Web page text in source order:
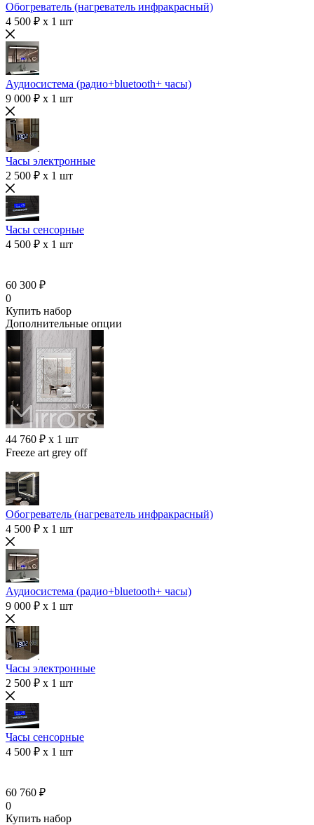
Обогреватель (нагреватель инфракрасный)
4 500 ₽ x 1 шт
Аудиосистема (радио+bluetooth+ часы)
9 000 ₽ x 1 шт
Часы электронные
2 500 ₽ x 1 шт
Часы сенсорные
4 500 ₽ x 1 шт
60 300 ₽
0
Купить набор
Дополнительные опции
44 760 ₽ x 1 шт
Freeze art grey off
Обогреватель (нагреватель инфракрасный)
4 500 ₽ x 1 шт
Аудиосистема (радио+bluetooth+ часы)
9 000 ₽ x 1 шт
Часы электронные
2 500 ₽ x 1 шт
Часы сенсорные
4 500 ₽ x 1 шт
60 760 ₽
0
Купить набор